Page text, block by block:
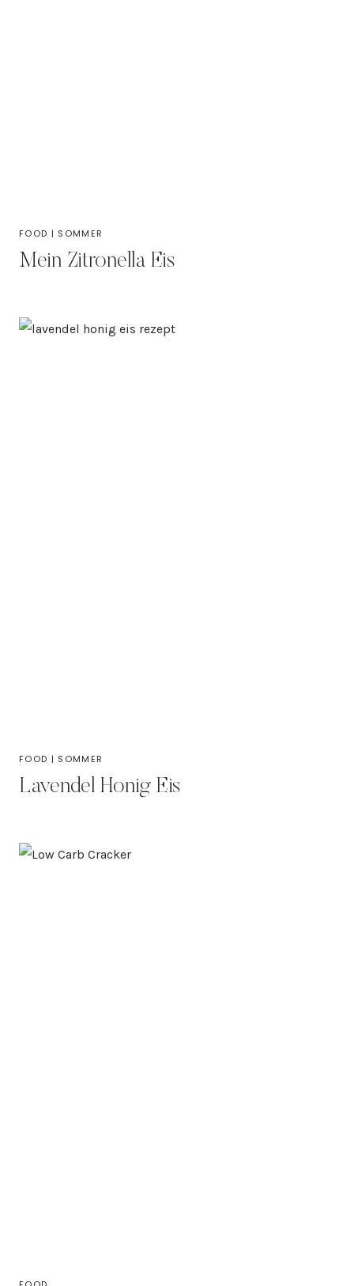
FOOD | SOMMER
Mein Zitronella Eis
FOOD | SOMMER
Lavendel Honig Eis